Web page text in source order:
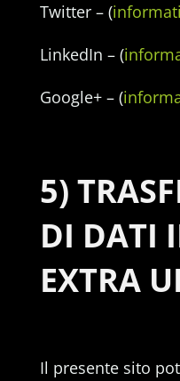
Twitter – (
LinkedIn – (
Google+ – (
5)
DI DATI
EXTRA
Il presente sito